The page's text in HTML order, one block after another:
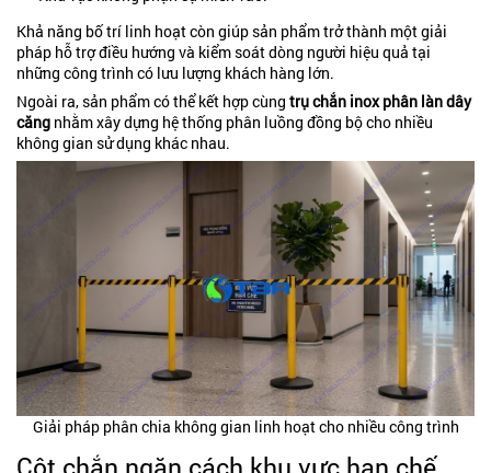
Khả năng bố trí linh hoạt còn giúp sản phẩm trở thành một giải
pháp hỗ trợ điều hướng và kiểm soát dòng người hiệu quả tại
những công trình có lưu lượng khách hàng lớn.
Ngoài ra, sản phẩm có thể kết hợp cùng trụ chắn inox phân làn dây
căng nhằm xây dựng hệ thống phân luồng đồng bộ cho nhiều
không gian sử dụng khác nhau.
Giải pháp phân chia không gian linh hoạt cho nhiều công trình